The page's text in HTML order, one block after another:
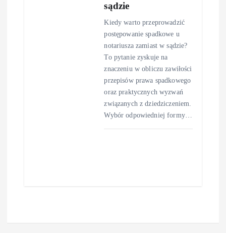
sądzie
Kiedy warto przeprowadzić
postępowanie spadkowe u
notariusza zamiast w sądzie?
To pytanie zyskuje na
znaczeniu w obliczu zawiłości
przepisów prawa spadkowego
oraz praktycznych wyzwań
związanych z dziedziczeniem.
Wybór odpowiedniej formy…